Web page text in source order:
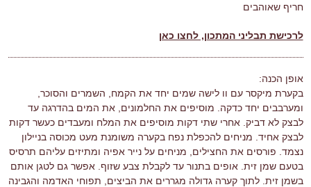
חריף שאוהבים
לרכישת תבליני המתכון, לחצו כאן
אופן הכנה:
בקערת מיקסר עם וו לישה שמים יחד את הקמח, השמרים והסוכר,
ומערבבים יחד כדקה. מוסיפים את החלמונים, את המים בהדרגה עד
לבצק לא דביק. אחרי שתי דקות מוסיפים את המלח ומעבדים כעשר דקות
לבצק אחיד. מניחים להכפלת נפח בקערה משומנת מעט מכוסה בניילון
נצמד. פורסים את החצילים, מניחים על נייר אפיה ומתיזים עליהם תרסיס
בטעם שמן זית. אופים בתנור עד לקבלת צבע שזוף. אפשר גם לטגן אותם
בשמן זית. לתוך קערה גדולה מגררים את הביצים, תפוחי האדמה והגבינה